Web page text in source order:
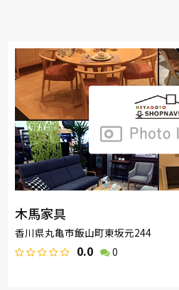
木馬家具
香川県丸亀市飯山町東坂元244
0.0 0